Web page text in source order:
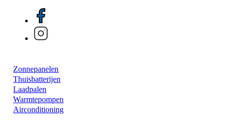
Zonnepanelen
Thuisbatterijen
Laadpalen
Warmtepompen
Airconditioning